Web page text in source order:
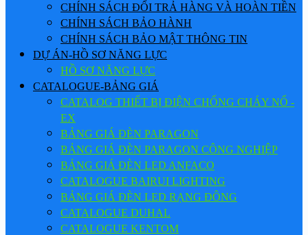
CHÍNH SÁCH ĐỔI TRẢ HÀNG VÀ HOÀN TIỀN
CHÍNH SÁCH BẢO HÀNH
CHÍNH SÁCH BẢO MẬT THÔNG TIN
DỰ ÁN-HỒ SƠ NĂNG LỰC
HỒ SƠ NĂNG LỰC
CATALOGUE-BẢNG GIÁ
CATALOG THIẾT BỊ ĐIỆN CHỐNG CHÁY NỔ -
EX
BẢNG GIÁ ĐÈN PARAGON
BẢNG GIÁ ĐÈN PARAGON CÔNG NGHIỆP
BẢNG GIÁ ĐÈN LED ANFACO
CATALOGUE BAIRUI LIGHTING
BẢNG GIÁ ĐÈN LED RẠNG ĐÔNG
CATALOGUE DUHAL
CATALOGUE KENTOM